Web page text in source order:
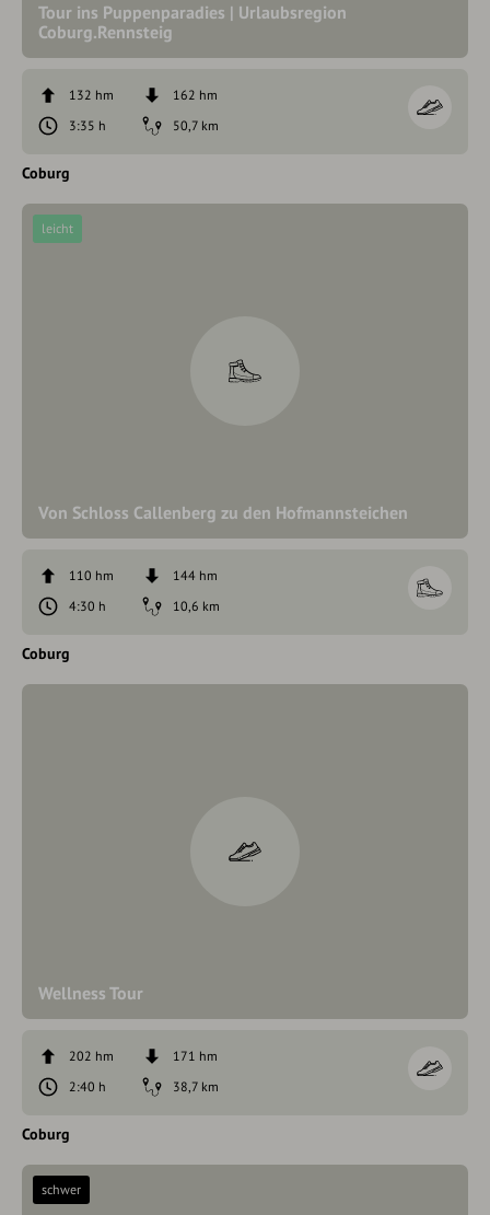
Tour ins Puppenparadies | Urlaubsregion
Coburg.Rennsteig
132 hm
162 hm
3:35 h
50,7 km
Coburg
Von Schloss Callenberg zu den Hofmannsteichen
leicht
110 hm
144 hm
4:30 h
10,6 km
Coburg
Wellness Tour
202 hm
171 hm
2:40 h
38,7 km
Coburg
schwer